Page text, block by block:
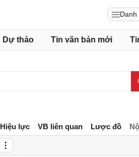
Danh
Dự thảo Tin văn bản mới
Hiệu lực VB liên quan Lược đồ